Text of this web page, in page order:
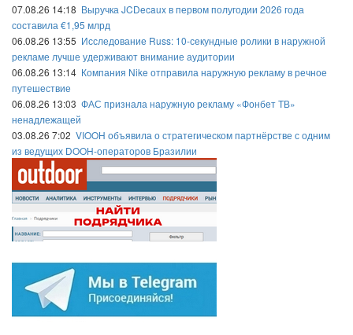
07.08.26 14:18 Выручка JCDecaux в первом полугодии 2026 года
составила €1,95 млрд
06.08.26 13:55 Исследование Russ: 10-секундные ролики в наружной
рекламе лучше удерживают внимание аудитории
06.08.26 13:14 Компания Nike отправила наружную рекламу в речное
путешествие
06.08.26 13:03 ФАС признала наружную рекламу «Фонбет ТВ»
ненадлежащей
03.08.26 7:02 VIOOH объявила о стратегическом партнёрстве с одним
из ведущих DOOH-операторов Бразилии